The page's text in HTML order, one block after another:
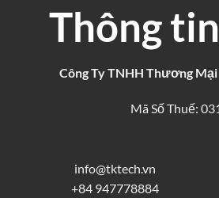
Thông
Công Ty TNHH Thương
Mã Số Thuế:
info@tktech.vn
+84 947778884